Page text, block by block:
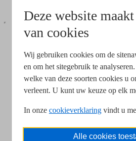
Deze website
van cookies
Wij gebruiken cookies om de
en om het sitegebruik te
welke van deze soorten cookies u
verleent. U kunt uw keuze op elk
In onze cookieverklaring vindt u
Alle cookies